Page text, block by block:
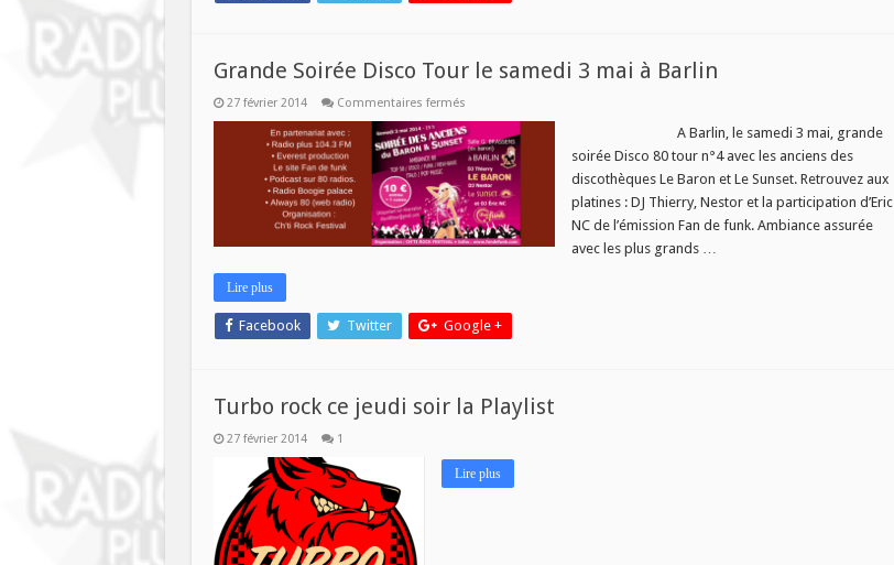
Grande Soirée Disco Tour le samedi 3 mai à Barlin
27 février 2014 Commentaires ferméssur
Soirée
Disco
Tour
le
samedi
3
mai
à
Barlin
A Barlin, le samedi 3 mai, grande
soirée Disco 80 tour n°4 avec les anciens des
discothèques Le Baron et Le Sunset. Retrouvez aux
platines : DJ Thierry, Nestor et la participation d’Eric
NC de l’émission Fan de funk. Ambiance assurée
avec les plus grands …
Lire plus
Facebook Twitter Google +
Turbo rock ce jeudi soir la Playlist
27 février 2014 1
Lire plus